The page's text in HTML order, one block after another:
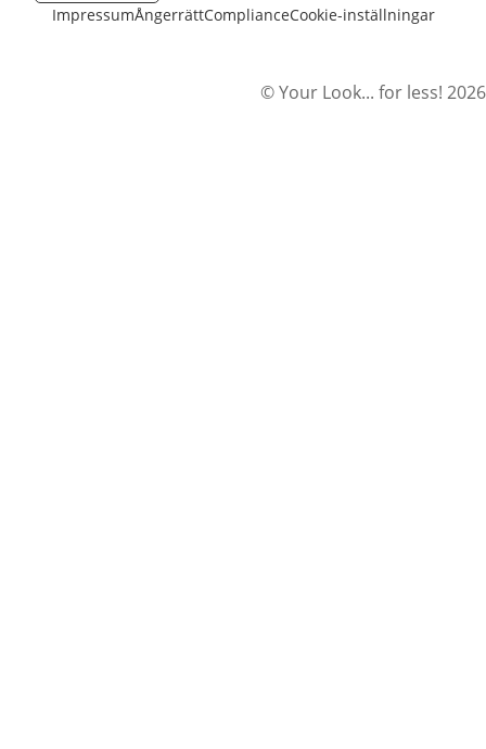
ImpressumÅngerrättComplianceCookie-inställningar
© Your Look... for less! 2026